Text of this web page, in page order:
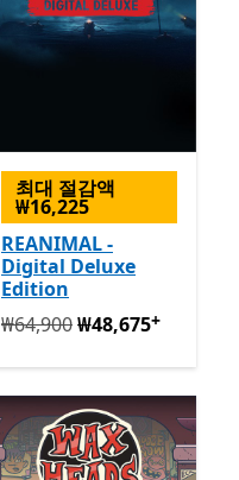
최대 절감액
₩16,225
REANIMAL -
Digital Deluxe
Edition
원래 ₩64,900 지금 ₩48,675
₩64,900₩48,675+